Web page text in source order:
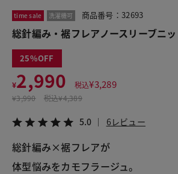
time sale 洗濯機可 商品番号：32693
総針編み・裾フレアノースリーブニ
25
¥2,990 税込¥3,289
¥3,990 税込¥4,389
5.0 6レビュー
総針編み×裾フレアが
体型悩みをカモフラージュ。
この商品をシェアする
総針編み・裾フレアノースリー